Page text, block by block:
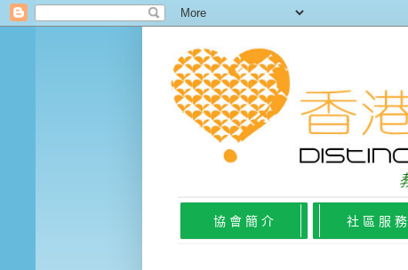
協 會 簡 介 社 區 服 務